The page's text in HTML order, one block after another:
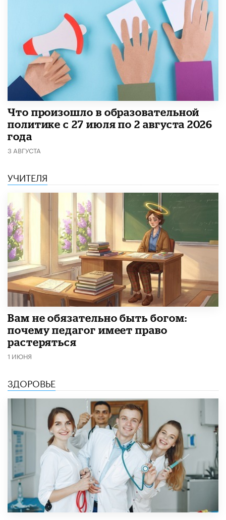
​Что произошло в образовательной
политике с 27 июля по 2 августа 2026
года
3 АВГУСТА
УЧИТЕЛЯ
​Вам не обязательно быть богом:
почему педагог имеет право
растеряться
1 ИЮНЯ
ЗДОРОВЬЕ